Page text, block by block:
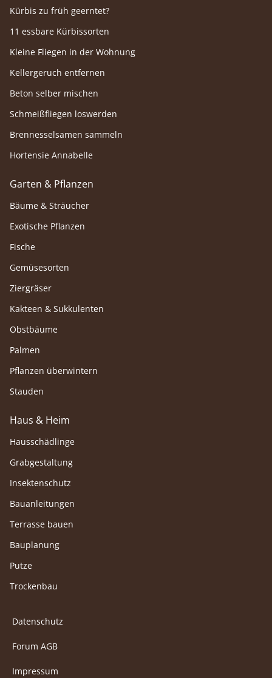
Kürbis zu früh geerntet?
11 essbare Kürbissorten
Kleine Fliegen in der Wohnung
Kellergeruch entfernen
Beton selber mischen
Schmeißfliegen loswerden
Brennesselsamen sammeln
Hortensie Annabelle
Garten & Pflanzen
Bäume & Sträucher
Exotische Pflanzen
Fische
Gemüsesorten
Ziergräser
Kakteen & Sukkulenten
Obstbäume
Palmen
Pflanzen überwintern
Stauden
Haus & Heim
Hausschädlinge
Grabgestaltung
Insektenschutz
Bauanleitungen
Terrasse bauen
Bauplanung
Putze
Trockenbau
Datenschutz
Forum AGB
Impressum